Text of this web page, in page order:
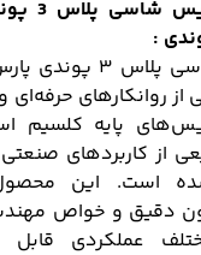
مزایای
روانکارهای حرفه‌ای
پایه کلسیم
از کاربردهای
است. این
دقیق و خواص
عملکردی قابل